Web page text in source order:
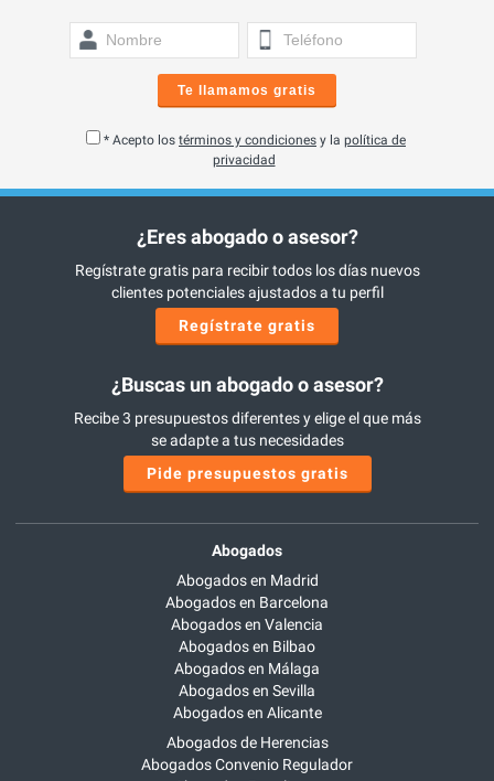
Te llamamos gratis
* Acepto los términos y condiciones y la política de
privacidad
¿Eres abogado o asesor?
Regístrate gratis para recibir todos los días nuevos
clientes potenciales ajustados a tu perfil
Regístrate gratis
¿Buscas un abogado o asesor?
Recibe 3 presupuestos diferentes y elige el que más
se adapte a tus necesidades
Pide presupuestos gratis
Abogados
Abogados en Madrid
Abogados en Barcelona
Abogados en Valencia
Abogados en Bilbao
Abogados en Málaga
Abogados en Sevilla
Abogados en Alicante
Abogados de Herencias
Abogados Convenio Regulador